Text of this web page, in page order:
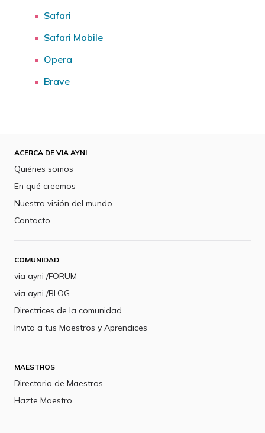
Safari
Safari Mobile
Opera
Brave
ACERCA DE VIA AYNI
Quiénes somos
En qué creemos
Nuestra visión del mundo
Contacto
COMUNIDAD
via ayni /FORUM
via ayni /BLOG
Directrices de la comunidad
Invita a tus Maestros y Aprendices
MAESTROS
Directorio de Maestros
Hazte Maestro